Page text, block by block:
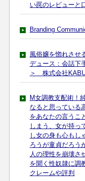
い罠のレビューと
Branding
風俗嬢を惚れさせ
デュース：会話下
＞ 株式会社
M女調教支配術！
なると思っている
をあなたの言うこ
しまう、女が持っ
し女の身も心もし
ろうが童貞だろう
人の理性を崩壊さ
を聞く性奴隷に調
クレームや評判